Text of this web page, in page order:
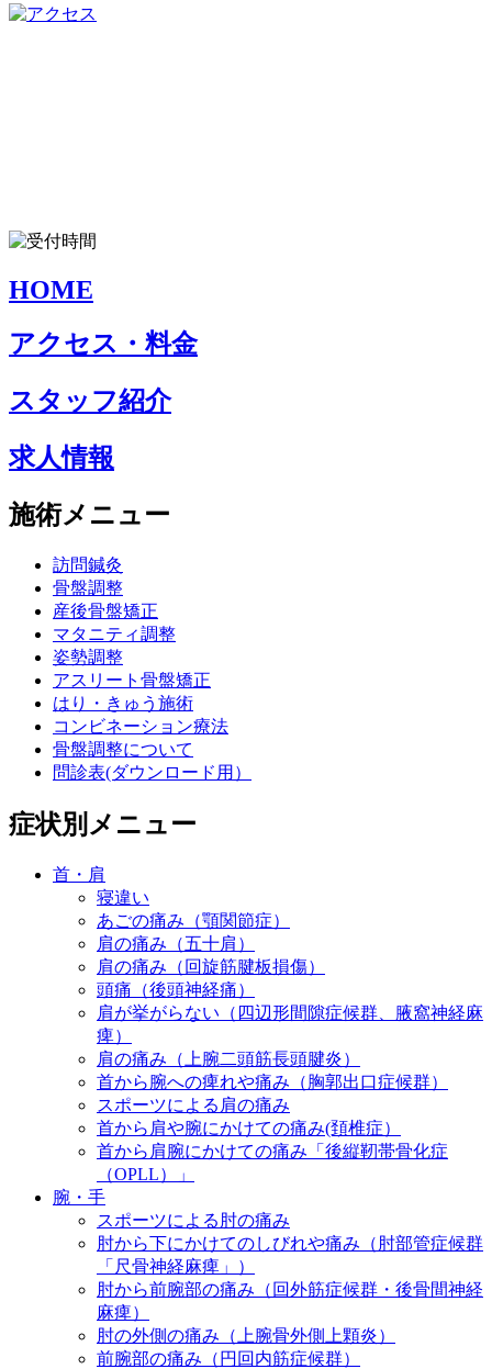
HOME
アクセス・料金
スタッフ紹介
求人情報
施術メニュー
訪問鍼灸
骨盤調整
産後骨盤矯正
マタニティ調整
姿勢調整
アスリート骨盤矯正
はり・きゅう施術
コンビネーション療法
骨盤調整について
問診表(ダウンロード用）
症状別メニュー
首・肩
寝違い
あごの痛み（顎関節症）
肩の痛み（五十肩）
肩の痛み（回旋筋腱板損傷）
頭痛（後頭神経痛）
肩が挙がらない（四辺形間隙症候群、腋窩神経麻
痺）
肩の痛み（上腕二頭筋長頭腱炎）
首から腕への痺れや痛み（胸郭出口症候群）
スポーツによる肩の痛み
首から肩や腕にかけての痛み(頚椎症）
首から肩腕にかけての痛み「後縦靭帯骨化症
（OPLL）」
腕・手
スポーツによる肘の痛み
肘から下にかけてのしびれや痛み（肘部管症候群
「尺骨神経麻痺」）
肘から前腕部の痛み（回外筋症候群・後骨間神経
麻痺）
肘の外側の痛み（上腕骨外側上顆炎）
前腕部の痛み（円回内筋症候群）